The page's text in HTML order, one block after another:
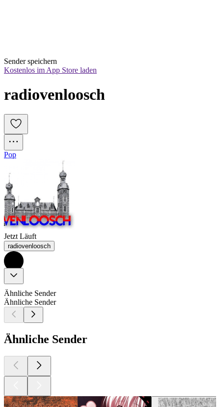
Sender speichern
Kostenlos im App Store laden
radiovenloosch
Pop
Jetzt Läuft
radiovenloosch
Ähnliche Sender
Ähnliche Sender
Ähnliche Sender